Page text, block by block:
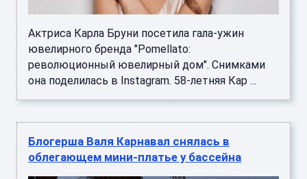
Актриса Карла Бруни посетила гала-ужин
ювелирного бренда "Pomellato:
революционный ювелирный дом". Снимками
она поделилась в Instagram. 58-летняя Кар ...
Блогерша Валя Карнавал снялась в
облегающем мини-платье у бассейна